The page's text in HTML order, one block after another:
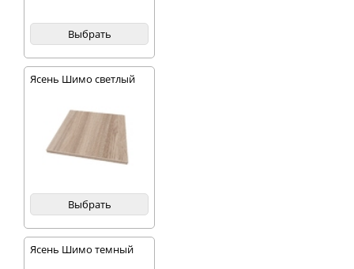
Выбрать
Ясень Шимо светлый
Выбрать
Ясень Шимо темный